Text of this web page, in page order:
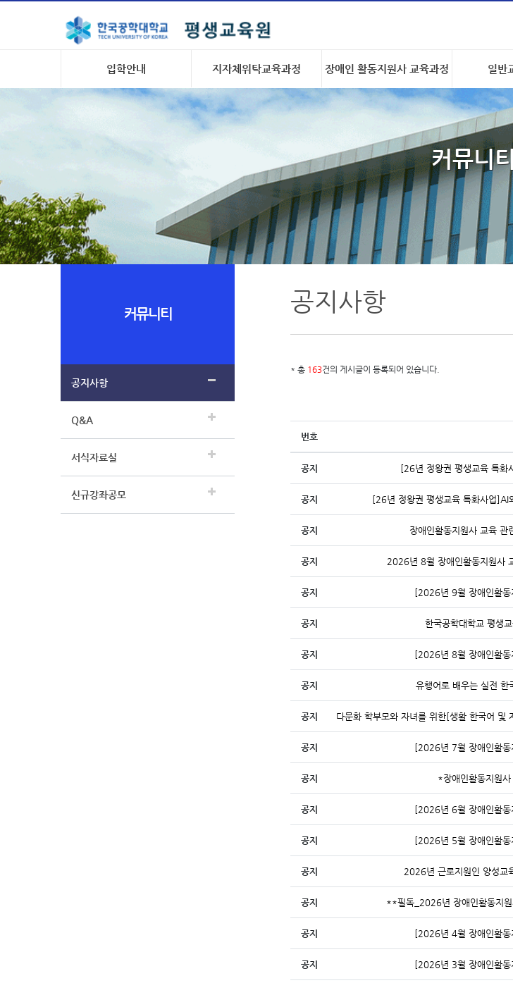
입학안내 지자체위탁교육과정 장애인 활동지원사 교육과정 일반
커뮤니
커뮤니티
공지사항
Q&A
서식자료실
신규강좌공모
공지사항
* 총 163건의 게시글이 등록되어 있습니다.
번호
공지 [26년 정왕권 평생교육 특화
공지 [26년 정왕권 평생교육 특화사업]AI
공지 장애인활동지원사 교육
공지 2026년 8월 장애인활동지원사
공지 [2026년 9월 장애인활동
공지 한국공학대학교 평생
공지 [2026년 8월 장애인활동
공지 유행어로 배우는 실전 한
공지
공지 [2026년 7월 장애인활동
공지 *장애인활동지원
공지 [2026년 6월 장애인활동
공지 [2026년 5월 장애인활동
공지 2026년 근로지원인 양성교
공지 **필독_2026년 장애인활동지
공지 [2026년 4월 장애인활동
공지 [2026년 3월 장애인활동